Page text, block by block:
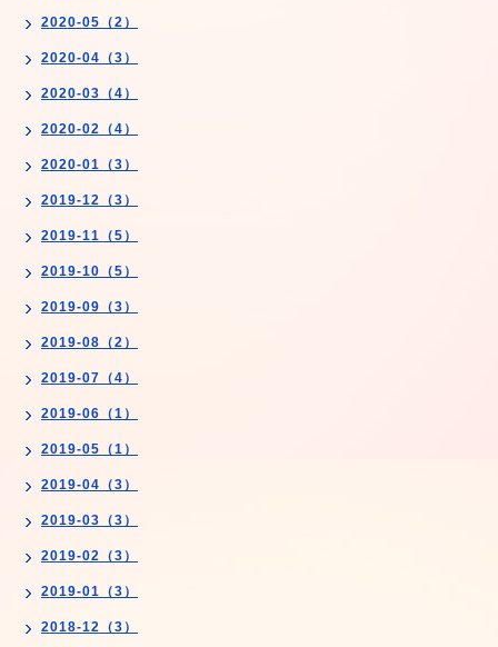
2020-05（2）
2020-04（3）
2020-03（4）
2020-02（4）
2020-01（3）
2019-12（3）
2019-11（5）
2019-10（5）
2019-09（3）
2019-08（2）
2019-07（4）
2019-06（1）
2019-05（1）
2019-04（3）
2019-03（3）
2019-02（3）
2019-01（3）
2018-12（3）